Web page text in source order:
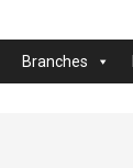
Branches